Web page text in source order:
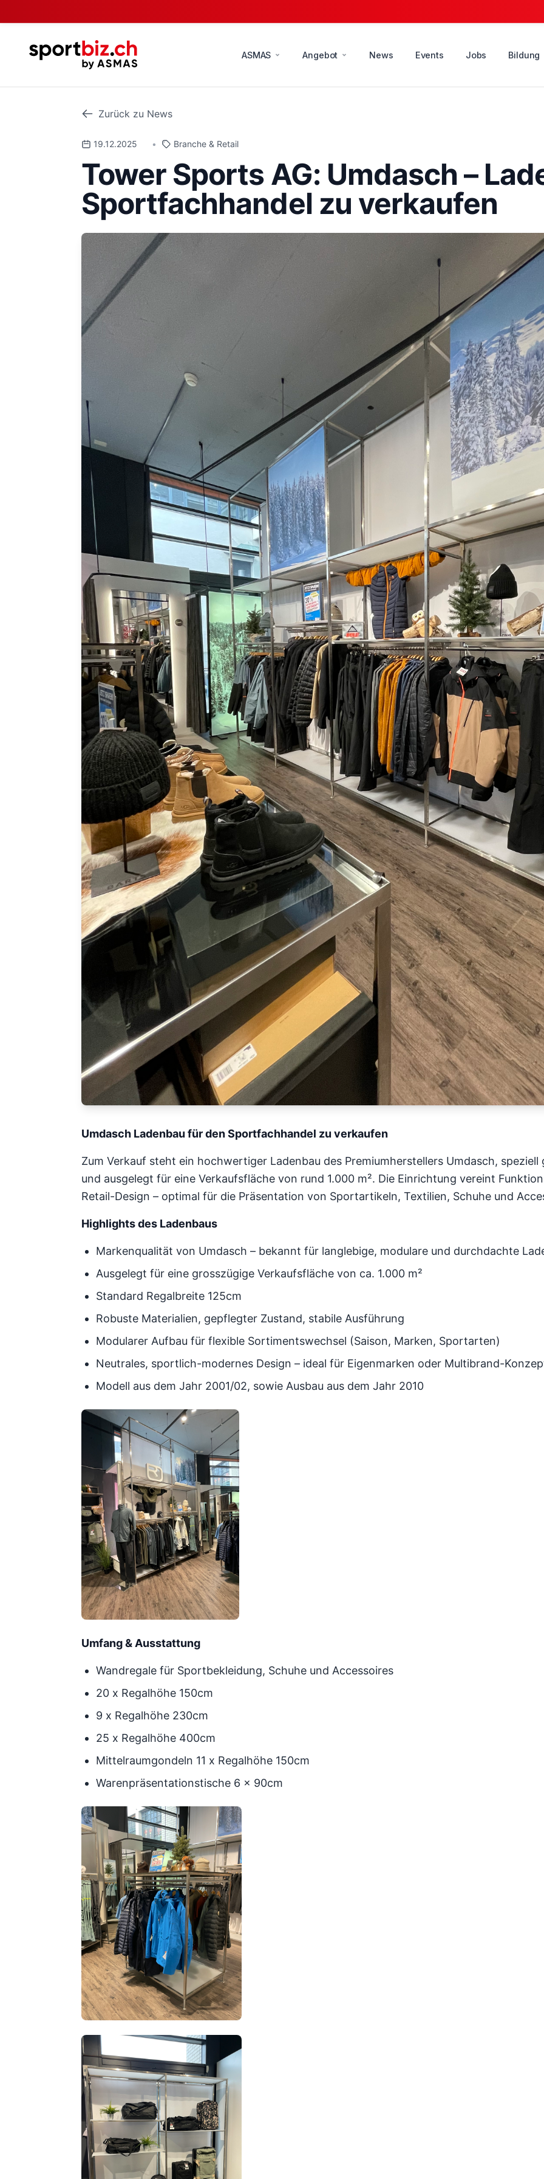
ASMAS Angebot News Events Jobs Bildung
Zurück zu News
19.12.2025 • Branche & Retail
Tower Sports AG: Umdasch –
Sportfachhandel zu verkaufen
Umdasch Ladenbau für den Sportfachhandel zu verkaufen
Zum Verkauf steht ein hochwertiger Ladenbau des Premiumherstellers Umdasch,
und ausgelegt für eine Verkaufsfläche von rund 1.000 m². Die Einrichtung vereint
Retail-Design – optimal für die Präsentation von Sportartikeln, Textilien, Schuhe und
Highlights des Ladenbaus
Markenqualität von Umdasch – bekannt für langlebige, modulare und durchdachte
Ausgelegt für eine grosszügige Verkaufsfläche von ca. 1.000 m²
Standard Regalbreite 125cm
Robuste Materialien, gepflegter Zustand, stabile Ausführung
Modularer Aufbau für flexible Sortimentswechsel (Saison, Marken, Sportarten)
Neutrales, sportlich-modernes Design – ideal für Eigenmarken oder Multibrand-
Modell aus dem Jahr 2001/02, sowie Ausbau aus dem Jahr 2010
Umfang & Ausstattung
Wandregale für Sportbekleidung, Schuhe und Accessoires
20 x Regalhöhe 150cm
9 x Regalhöhe 230cm
25 x Regalhöhe 400cm
Mittelraumgondeln 11 x Regalhöhe 150cm
Warenpräsentationstische 6 x 90cm